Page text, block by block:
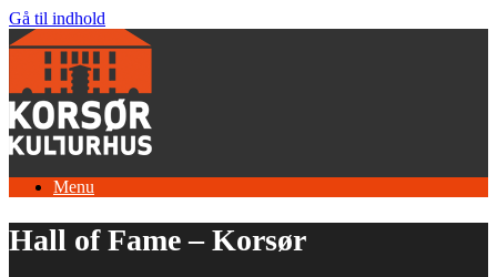
Gå til indhold
Menu
Hall of Fame – Korsør